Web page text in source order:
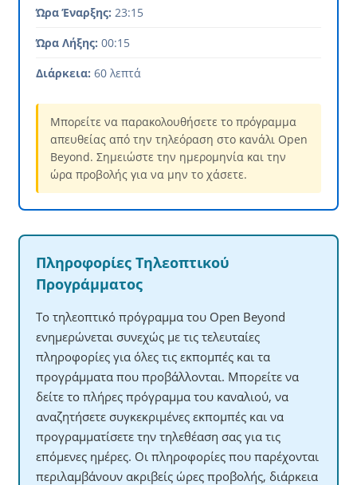
Ώρα Έναρξης: 23:15
Ώρα Λήξης: 00:15
Διάρκεια: 60 λεπτά
Μπορείτε να παρακολουθήσετε το πρόγραμμα
απευθείας από την τηλεόραση στο κανάλι Open
Beyond. Σημειώστε την ημερομηνία και την
ώρα προβολής για να μην το χάσετε.
Πληροφορίες Τηλεοπτικού
Προγράμματος
Το τηλεοπτικό πρόγραμμα του Open Beyond
ενημερώνεται συνεχώς με τις τελευταίες
πληροφορίες για όλες τις εκπομπές και τα
προγράμματα που προβάλλονται. Μπορείτε να
δείτε το πλήρες πρόγραμμα του καναλιού, να
αναζητήσετε συγκεκριμένες εκπομπές και να
προγραμματίσετε την τηλεθέαση σας για τις
επόμενες ημέρες. Οι πληροφορίες που παρέχονται
περιλαμβάνουν ακριβείς ώρες προβολής, διάρκεια